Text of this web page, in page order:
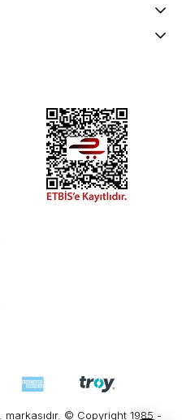
markasıdır. © Copyright 1985 -